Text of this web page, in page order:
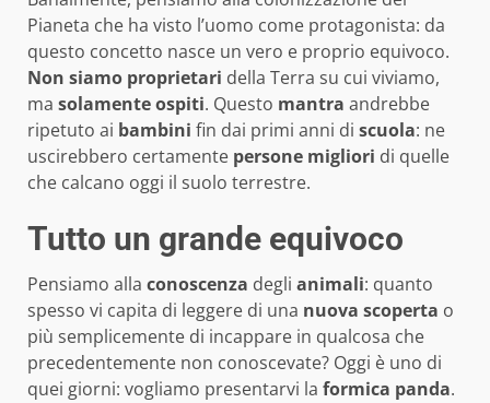
Pianeta che ha visto l’uomo come protagonista: da
questo concetto nasce un vero e proprio equivoco.
Non siamo proprietari della Terra su cui viviamo,
ma solamenteospiti. Questo mantra andrebbe
ripetuto ai bambini fin dai primi anni di scuola: ne
uscirebbero certamente persone migliori di quelle
che calcano oggi il suolo terrestre.
Tutto un grande equivoco
Pensiamo alla conoscenza degli animali: quanto
spesso vi capita di leggere di una nuova scoperta o
più semplicemente di incappare in qualcosa che
precedentemente non conoscevate? Oggi è uno di
quei giorni: vogliamo presentarvi la formica panda.